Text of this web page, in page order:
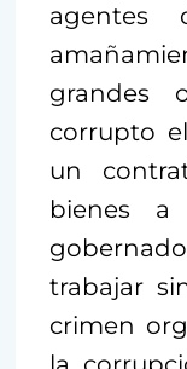
agentes
grandes
corrupto
un
bienes
trabajar
crimen